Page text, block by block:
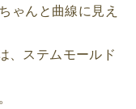
ゃんと曲線に見え
、ステムモールド